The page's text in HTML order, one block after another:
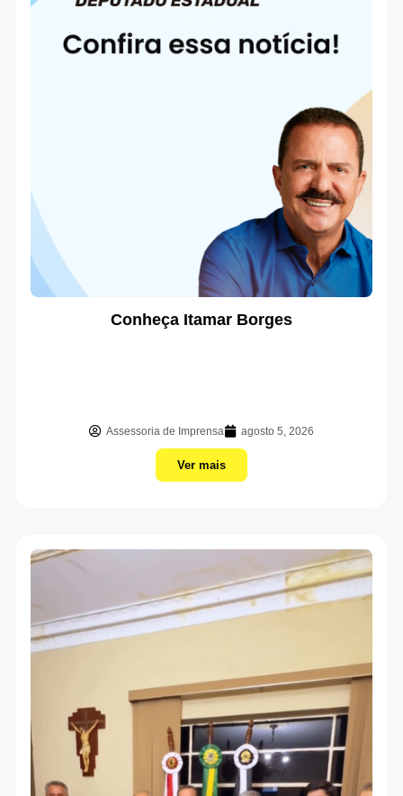
Conheça Itamar Borges
Assessoria de Imprensa agosto 5, 2026
Ver mais